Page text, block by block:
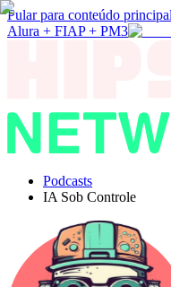
Pular para conteúdo principal
Alura + FIAP + PM3
Podcasts
IA Sob Controle